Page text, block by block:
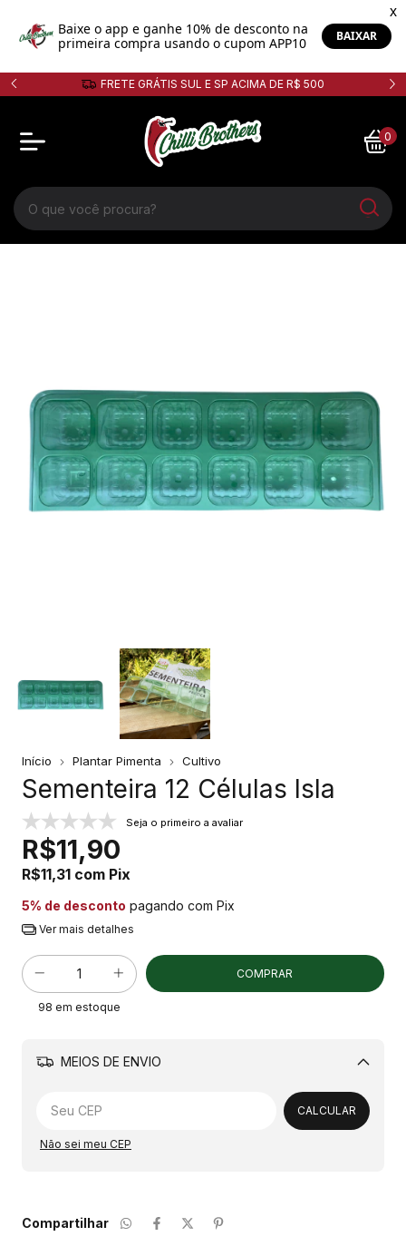
FRETE GRÁTIS SUL E SP ACIMA DE R$ 500
0
Início Plantar Pimenta Cultivo
Sementeira 12 Células Isla
Seja o primeiro a avaliar
R$11,90
R$11,31 com Pix
5% de desconto pagando com Pix
Ver mais detalhes
98 em estoque
MEIOS DE ENVIO
Alterar CEP
CALCULAR
Não sei meu CEP
Compartilhar